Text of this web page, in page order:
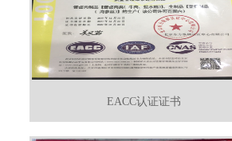
EACC认证证书